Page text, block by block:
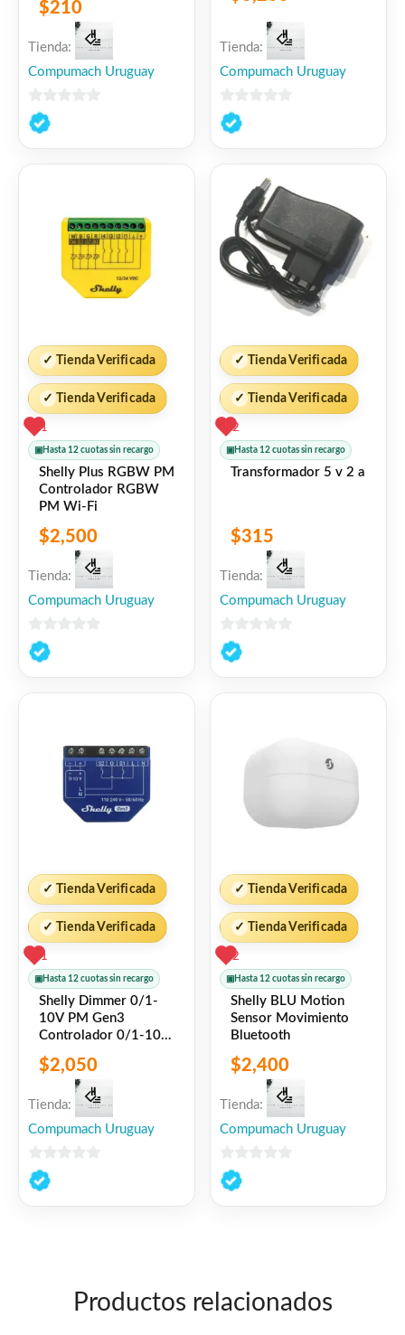
$210
Tienda:
Compumach Uruguay
0
de
Tienda:
Compumach Uruguay
0
de
✓ Tienda Verificada
✓ Tienda Verificada
1
▣ Hasta 12 cuotas sin recargo
Shelly Plus RGBW PM
Controlador RGBW
PM Wi-Fi
$2,500
Tienda:
Compumach Uruguay
0
de
✓ Tienda Verificada
✓ Tienda Verificada
2
▣ Hasta 12 cuotas sin recargo
Transformador 5 v 2 a
$315
Tienda:
Compumach Uruguay
0
de
✓ Tienda Verificada
✓ Tienda Verificada
1
▣ Hasta 12 cuotas sin recargo
Shelly Dimmer 0/1-
10V PM Gen3
Controlador 0/1-10V
PM Wi-Fi
$2,050
Tienda:
Compumach Uruguay
0
de
✓ Tienda Verificada
✓ Tienda Verificada
2
▣ Hasta 12 cuotas sin recargo
Shelly BLU Motion
Sensor Movimiento
Bluetooth
$2,400
Tienda:
Compumach Uruguay
0
de
Productos relacionados